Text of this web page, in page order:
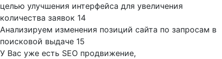
целью улучшения интерфейса для увеличения
количества заявок 14
Анализируем изменения позиций сайта по запросам в
поисковой выдаче 15
У Вас уже есть SEO продвижение,